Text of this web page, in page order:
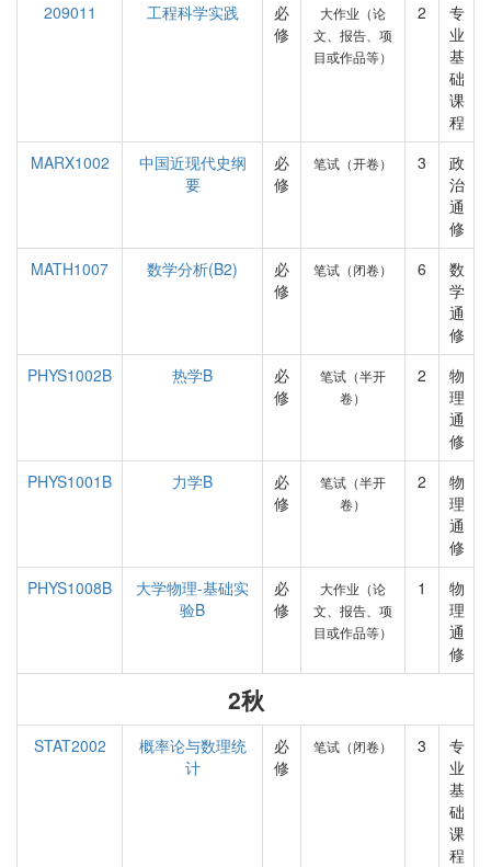
209011
工程科学实践
必
修
大作业（论
文、报告、项
目或作品等）
2
专
业
基
础
课
程
MARX1002
中国近现代史纲
要
必
修
笔试（开卷） 3
政
治
通
修
MATH1007
数学分析(B2)
必
修
笔试（闭卷） 6
数
学
通
修
PHYS1002B
热学B
必
修
笔试（半开
卷）
2
物
理
通
修
PHYS1001B
力学B
必
修
笔试（半开
卷）
2
物
理
通
修
PHYS1008B
大学物理-基础实
验B
必
修
大作业（论
文、报告、项
目或作品等）
1
物
理
通
修
2秋
STAT2002
概率论与数理统
计
必
修
笔试（闭卷） 3
专
业
基
础
课
程